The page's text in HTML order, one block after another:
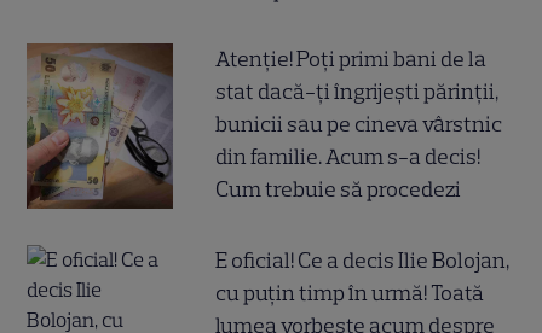
Atenție! Poți primi bani de la
stat dacă-ți îngrijești părinții,
bunicii sau pe cineva vârstnic
din familie. Acum s-a decis!
Cum trebuie să procedezi
E oficial! Ce a decis Ilie Bolojan,
cu puțin timp în urmă! Toată
lumea vorbește acum despre